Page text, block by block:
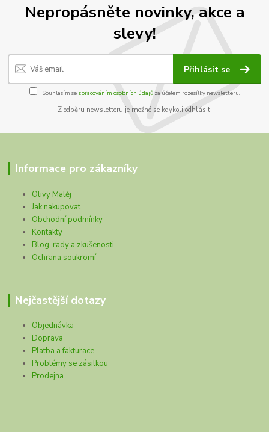
Nepropásněte novinky, akce a
slevy!
Přihlásit se
Souhlasím se zpracováním osobních údajůza účelem rozesílky newsletteru.
Z odběru newsletteru je možné se kdykoli odhlásit.
Informace pro zákazníky
Olivy Matěj
Jak nakupovat
Obchodní podmínky
Kontakty
Blog-rady a zkušenosti
Ochrana soukromí
Nejčastější dotazy
Objednávka
Doprava
Platba a fakturace
Problémy se zásilkou
Prodejna